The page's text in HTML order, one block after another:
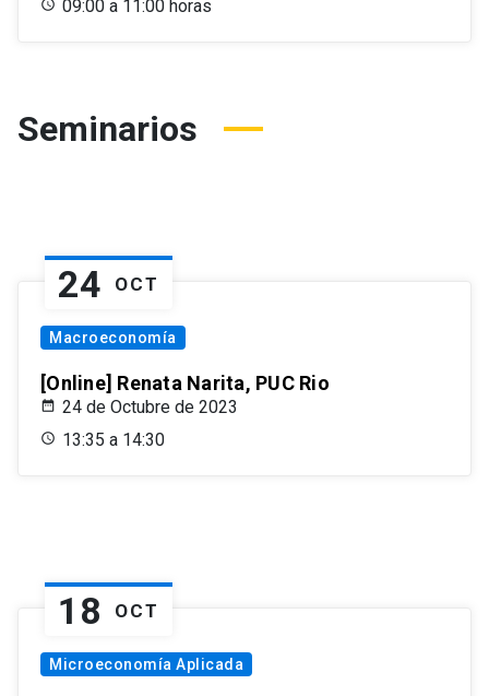
09:00 a 11:00 horas
Seminarios
24 OCT
Macroeconomía
[Online] Renata Narita, PUC Rio
24 de Octubre de 2023
13:35 a 14:30
18 OCT
Microeconomía Aplicada